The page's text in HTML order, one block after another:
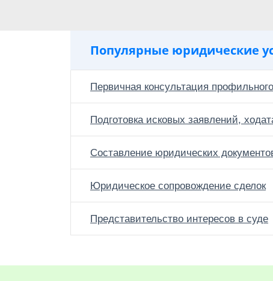
Популярные юридические
Первичная консультация
Подготовка исковых заявлений,
Составление юридических
Юридическое сопровождение сделок
Представительство интересов в суде